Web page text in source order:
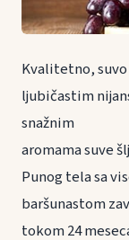
Kvalitetno,
ljubičastim
snažnim
aromama suve
Punog tela sa
baršunastom
tokom 24